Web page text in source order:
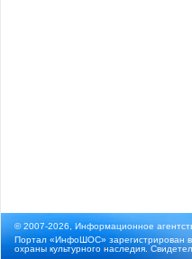
© 2007-2026, Информационное
Портал «ИнфоШОС» зарегистрирован
охраны культурного наследия.